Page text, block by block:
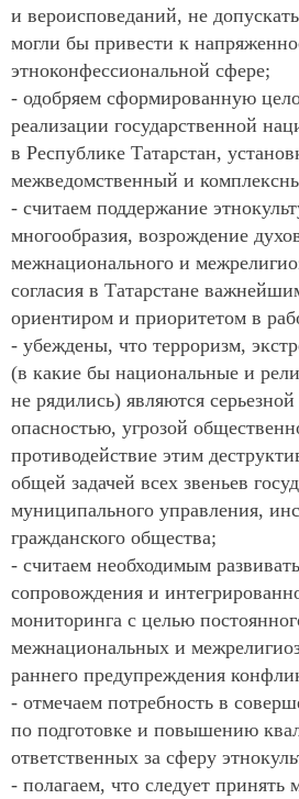
и вероисповеданий, не
могли бы привести к
этноконфессиональной сфере;
- одобряем сформированную
реализации государственной
в Республике Татарстан,
межведомственный и
- считаем поддержание
многообразия, возрождение
межнационального и
согласия в Татарстане
ориентиром и приоритетом в
- убеждены, что терроризм,
(в какие бы национальные и
не рядились) являются
опасностью, угрозой
противодействие этим
общей задачей всех звеньев
муниципального управления,
гражданского общества;
- считаем необходимым
сопровождения и
мониторинга с целью
межнациональных и
раннего предупреждения
- отмечаем потребность в
по подготовке и повышению
ответственных за сферу
- полагаем, что следует